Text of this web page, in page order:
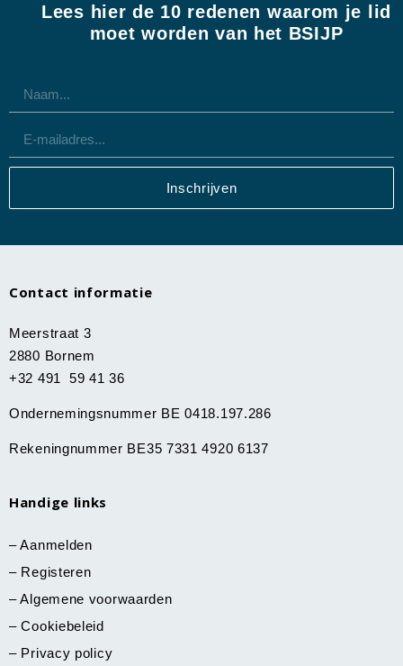
Lees hier de 10 redenen waarom je lid
moet worden van het BSIJP
Inschrijven
Contact informatie
Meerstraat 3
2880 Bornem
+32 491 59 41 36
Ondernemingsnummer BE 0418.197.286
Rekeningnummer BE35 7331 4920 6137
Handige links
–Aanmelden
– Registeren
–Algemene voorwaarden
–Cookiebeleid
– Privacy policy